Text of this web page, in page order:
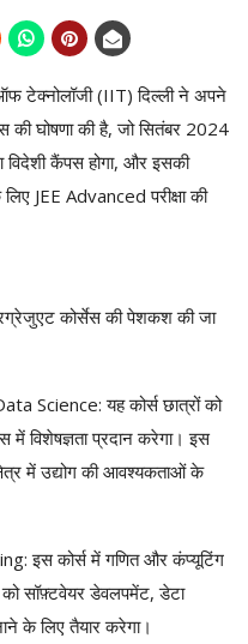
टेक्नोलॉजी (IIT) दिल्ली ने अपने
घोषणा की है, जो सितंबर 2024
कैंपस होगा, और इसकी
JEE Advanced परीक्षा की
कोर्सेस की पेशकश की जा
Science: यह कोर्स छात्रों को
विशेषज्ञता प्रदान करेगा। इस
में उद्योग की आवश्यकताओं के
इस कोर्स में गणित और कंप्यूटिंग
को सॉफ़्टवेयर डेवलपमेंट, डेटा
के लिए तैयार करेगा।